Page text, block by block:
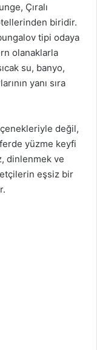
Çıralı
biridir.
tipi odaya
olanaklarla
su, banyo,
yanı sıra
değil,
yüzme keyfi
dinlenmek ve
eşsiz bir